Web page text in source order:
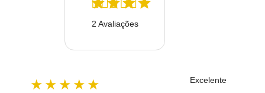
2 Avaliações
★★★★★
Excelente